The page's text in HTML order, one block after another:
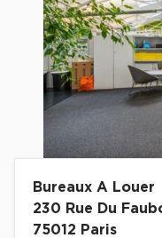
Bureaux A Louer
230 Rue Du
75012 Paris